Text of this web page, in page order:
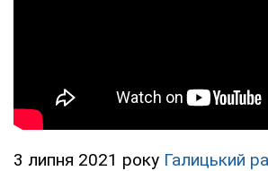
3 липня 2021 року Галицький